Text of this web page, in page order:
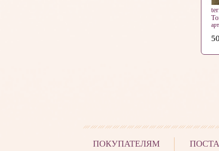
ПОКУПАТЕЛЯМ